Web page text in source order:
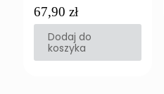
67,90 zł
Dodaj do
koszyka